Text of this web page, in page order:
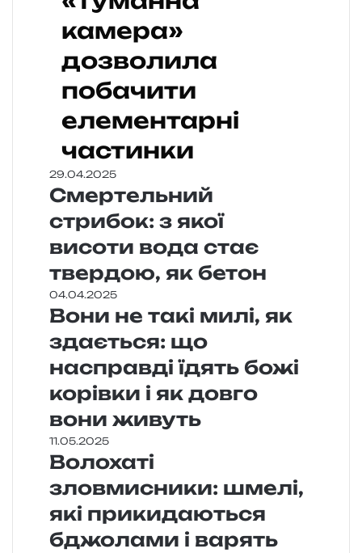
камера»
дозволила
побачити
елементарні
частинки
29.04.2025
Смертельний
стрибок: з якої
висоти вода стає
твердою, як бетон
04.04.2025
Вони не такі милі, як
здається: що
насправді їдять божі
корівки і як довго
вони живуть
11.05.2025
Волохаті
зловмисники: шмелі,
які прикидаються
бджолами і варять